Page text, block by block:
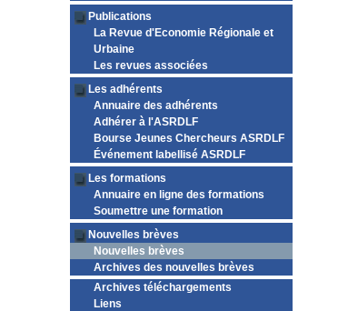
Publications
La Revue d'Economie Régionale et
Urbaine
Les revues associées
Les adhérents
Annuaire des adhérents
Adhérer à l'ASRDLF
Bourse Jeunes Chercheurs ASRDLF
Événement labellisé ASRDLF
Les formations
Annuaire en ligne des formations
Soumettre une formation
Nouvelles brèves
Nouvelles brèves
Archives des nouvelles brèves
Archives téléchargements
Liens